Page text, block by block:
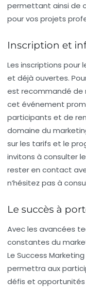
permettant ainsi de
pour vos projets
Inscription et
Les inscriptions pour
et déjà ouvertes.
est recommandé de
cet événement
participants et de
domaine du
sur les tarifs et le
invitons à consulter
rester en contact
n’hésitez pas à
Le succès à
Avec les avancées
constantes du
Le Success Marketing
permettra aux
défis et